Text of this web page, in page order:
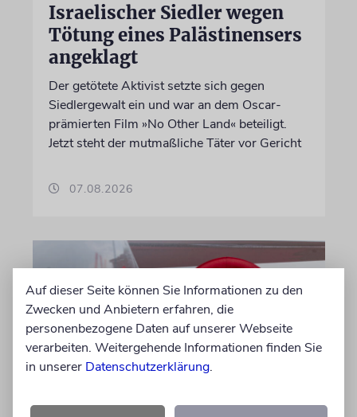
Israelischer Siedler wegen
Tötung eines Palästinensers
angeklagt
Der getötete Aktivist setzte sich gegen
Siedlergewalt ein und war an dem Oscar-
prämierten Film »No Other Land« beteiligt.
Jetzt steht der mutmaßliche Täter vor Gericht
07.08.2026
DUBLIN
Auf dieser Seite können Sie Informationen zu den
Zwecken und Anbietern erfahren, die
personenbezogene Daten auf unserer Webseite
verarbeiten. Weitergehende Informationen finden Sie
in unserer Datenschutzerklärung.